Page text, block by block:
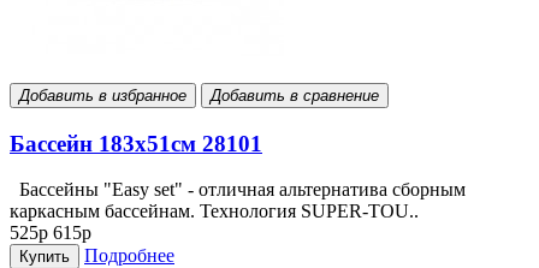
Добавить в избранное Добавить в сравнение
Бассейн 183х51см 28101
Бассейны "Easy set" - отличная альтернатива сборным
каркасным бассейнам. Технология SUPER-TOU..
525р 615р
Купить
Подробнее